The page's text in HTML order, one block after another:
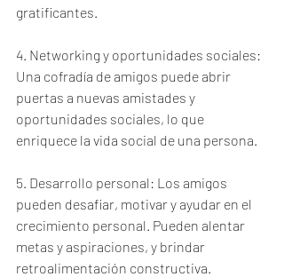
gratificantes.
4. Networking y oportunidades sociales:
Una cofradía de amigos puede abrir
puertas a nuevas amistades y
oportunidades sociales, lo que
enriquece la vida social de una persona.
5. Desarrollo personal: Los amigos
pueden desafiar, motivar y ayudar en el
crecimiento personal. Pueden alentar
metas y aspiraciones, y brindar
retroalimentación constructiva.